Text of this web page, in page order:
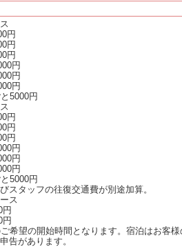
円
円
円
円
円
円
5000円
円
円
円
円
円
円
5000円
スタッフの往復交通費が別途加算。
ス
円
円
希望の開始時間となります。宿泊はお客
告があります。